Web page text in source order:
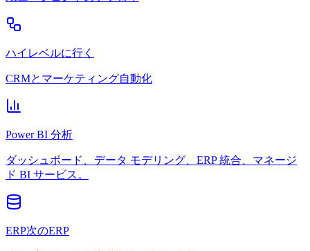
ハイレベルに行く
CRMとマーケティング自動化
Power BI 分析
ダッシュボード、データ モデリング、ERP 統合、マネージ
ド BI サービス。
ERP次のERP